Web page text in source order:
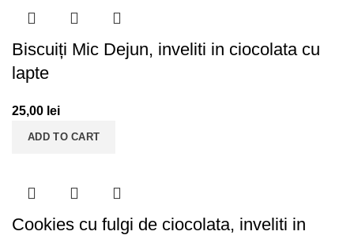
Biscuiți Mic Dejun, inveliti in ciocolata cu
lapte
25,00 lei
ADD TO CART
Cookies cu fulgi de ciocolata, inveliti in